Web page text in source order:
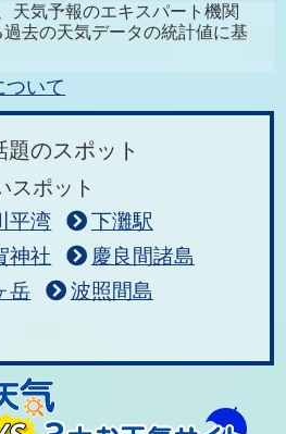
天気予報のエキスパート機関
去の天気データの統計値に基
ついて
題のスポット
スポット
平湾
下灘駅
神社
慶良間諸島
岳
波照間島